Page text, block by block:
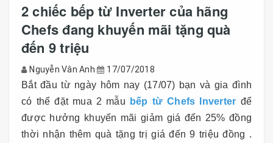
2 chiếc bếp từ Inverter của hãng
Chefs đang khuyến mãi tặng quà
đến 9 triệu
Nguyễn Vân Anh 17/07/2018
Bắt đầu từ ngày hôm nay (17/07) bạn và gia đình
có thể đặt mua 2 mẫu
bếp từ Chefs Inverter để
được hưởng khuyến mãi giảm giá đến 25% đồng
thời nhận thêm quà tặng trị giá đến 9 triệu đồng .